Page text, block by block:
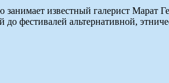
известный галерист Марат
фестивалей альтернативной,